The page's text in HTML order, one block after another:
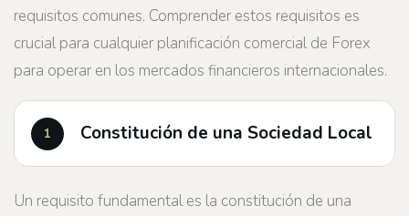
requisitos comunes. Comprender estos requisitos es
crucial para cualquier planificación comercial de Forex
para operar en los mercados financieros internacionales.
Constitución de una Sociedad Local
Un requisito fundamental es la constitución de una